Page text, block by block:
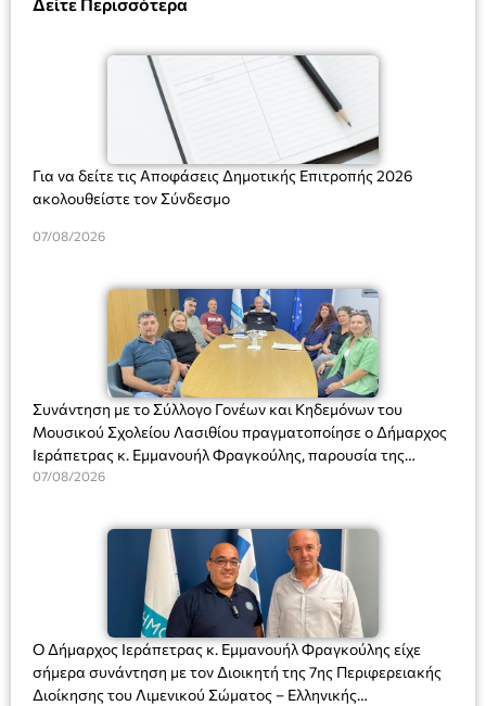
Για να δείτε τις Αποφάσεις Δημοτικής Επιτροπής 2026
ακολουθείστε τον Σύνδεσμο
07/08/2026
Συνάντηση με το Σύλλογο Γονέων και Κηδεμόνων του
Μουσικού Σχολείου Λασιθίου πραγματοποίησε ο Δήμαρχος
Ιεράπετρας κ. Εμμανουήλ Φραγκούλης, παρουσία της
Διευθύντριας του σχολείου κας Μαριάννας Χαΐτα.
07/08/2026
Ο Δήμαρχος Ιεράπετρας κ. Εμμανουήλ Φραγκούλης είχε
σήμερα συνάντηση με τον Διοικητή της 7ης Περιφερειακής
Διοίκησης του Λιμενικού Σώματος – Ελληνικής